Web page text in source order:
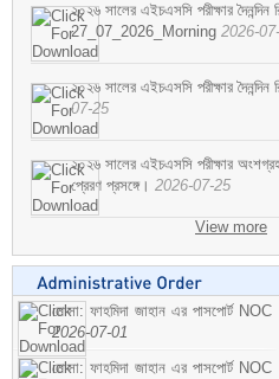
২০২৬ সালের এইচএসসি পরীক্ষার দৈনন্দিন
27_07_2026_Morning 2026-
২০২৬ সালের এইচএসসি পরীক্ষার
07-25
২০২৬ সালের এইচএসসি পরীক্ষার
প্রেরণ প্রসঙ্গে। 2026-07-25
View more
মোসা: ফাহমিদা জাহান এর পাসপোর্ট NOC
2026-07-01
মোসা: ফাহমিদা জাহান এর পাসপোর্ট NOC